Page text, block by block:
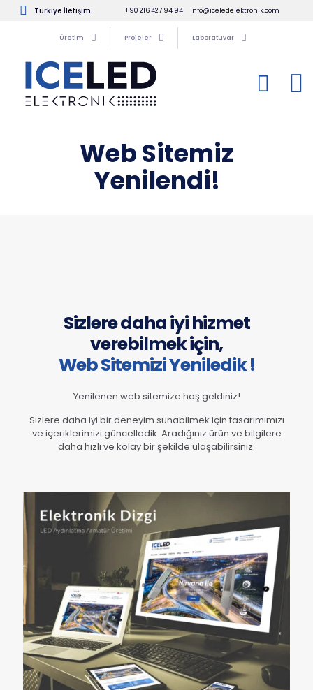
Türkiye İletişim +90 216 427 94 94 info@iceledelektronik.com
Üretim Projeler Laboratuvar
Web Sitemiz
Yenilendi!
Sizlere daha iyi hizmet
verebilmek için,
Web Sitemizi Yeniledik !
Yenilenen web sitemize hoş geldiniz!
Sizlere daha iyi bir deneyim sunabilmek için tasarımımızı
ve içeriklerimizi güncelledik. Aradığınız ürün ve bilgilere
daha hızlı ve kolay bir şekilde ulaşabilirsiniz.